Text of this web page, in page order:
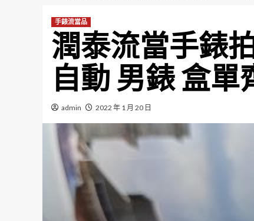
手錶流當品
潤泰流當手錶
自動 男錶 盒單
admin 2022 年 1 月 20 日